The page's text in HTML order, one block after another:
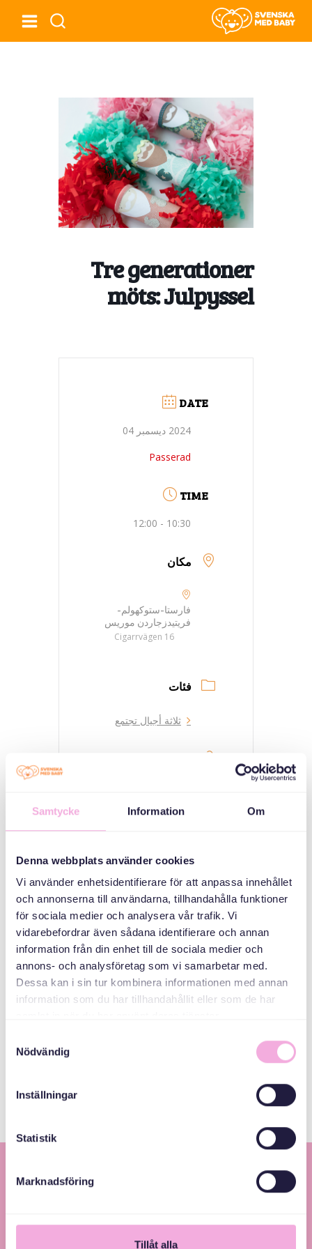
Samtycke Information Om
Denna webbplats använder cookies
Vi använder enhetsidentifierare för att anpassa innehållet
och annonserna till användarna, tillhandahålla funktioner
för sociala medier och analysera vår trafik. Vi
vidarebefordrar även sådana identifierare och annan
information från din enhet till de sociala medier och
annons- och analysföretag som vi samarbetar med.
Dessa kan i sin tur kombinera informationen med annan
information som du har tillhandahållit eller som de har
Nödvändig
Inställningar
Statistik
Marknadsföring
Tillåt alla
Tre generationer
möts: Julpyssel
DATE
2024 ديسمبر 04
Passerad
TIME
10:30 - 12:00
مكان
فارستا-ستوكهولم-
فريتيدزجاردن موريس
Cigarrvägen 16
فئات
ثلاثة أجيال تجتمع
Svenska med baby
Email
bokningen@svenskamedbaby.se
المنظمون المشاركون